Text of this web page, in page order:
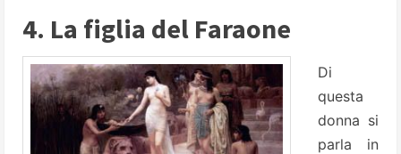
4. La figlia del Faraone
Di
questa
donna si
parla in